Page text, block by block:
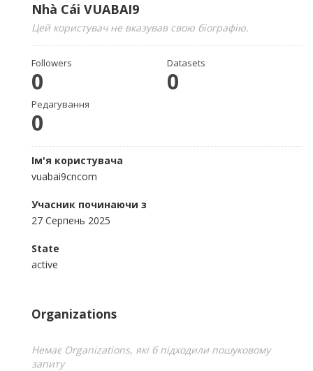
Nhà Cái VUABAI9
Цей користувач не вказував свою біографію.
Followers
0
Datasets
0
Редагування
0
Ім'я користувача
vuabai9cncom
Учасник починаючи з
27 Серпень 2025
State
active
Organizations
Немає Organizations, які б підходили пошуковому
запиту